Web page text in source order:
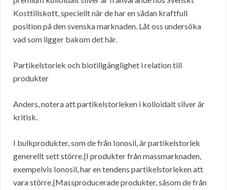
Kosttillskott, speciellt när de har en sådan kraftfull
position på den svenska marknaden. Låt oss undersöka
vad som ligger bakom det här.
Partikelstorlek och biotillgänglighet i relation till
produkter
Anders, notera att partikelstorleken i kolloidalt silver är
kritisk.
I bulkprodukter, som de från Ionosil, är partikelstorlek
generellt sett större.|I produkter från massmarknaden,
exempelvis Ionosil, har en tendens partikelstorleken att
vara större.|Massproducerade produkter, såsom de från